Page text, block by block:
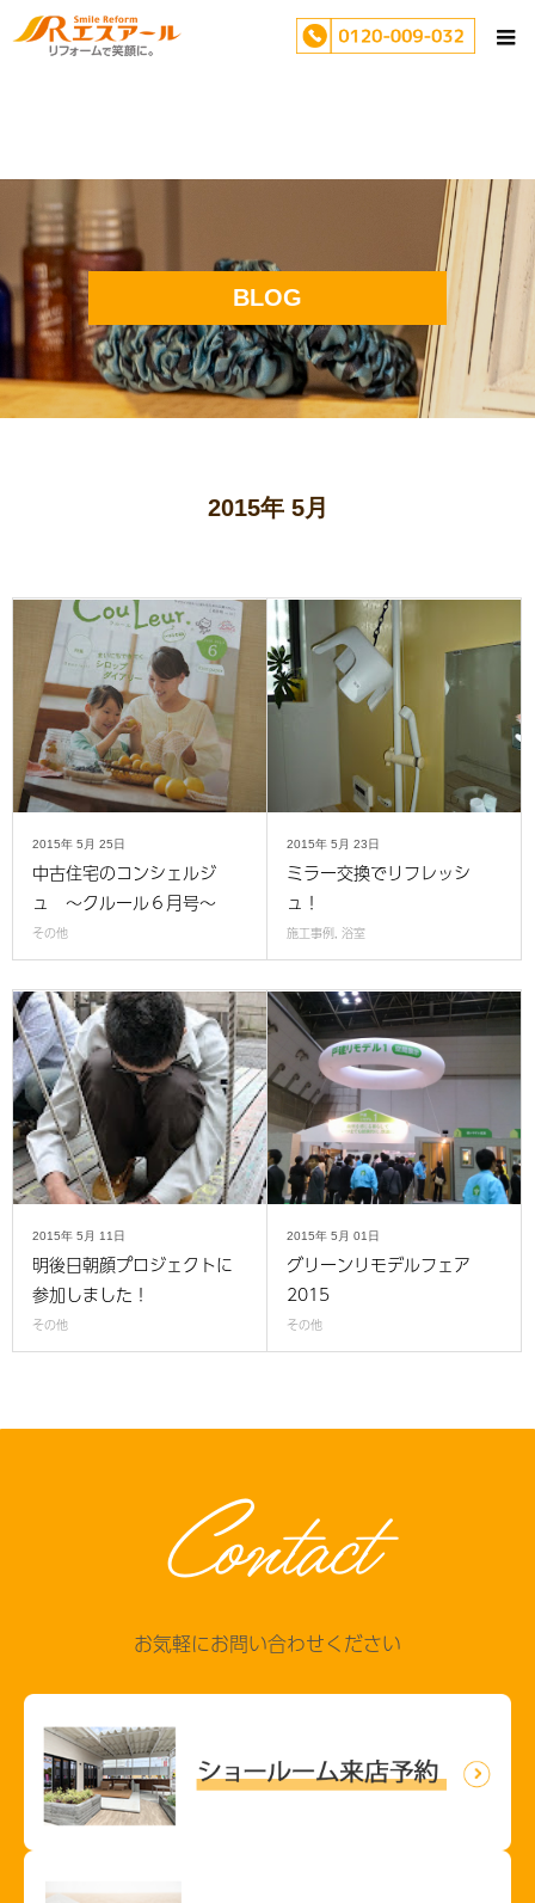
BLOG
2015年 5月
2015年 5月 25日
中古住宅のコンシェルジ
ュ ～クルール６月号～
その他
2015年 5月 23日
ミラー交換でリフレッシ
ュ！
施工事例, 浴室
2015年 5月 11日
明後日朝顔プロジェクトに
参加しました！
その他
2015年 5月 01日
グリーンリモデルフェア
2015
その他
Contact
お気軽にお問い合わせください